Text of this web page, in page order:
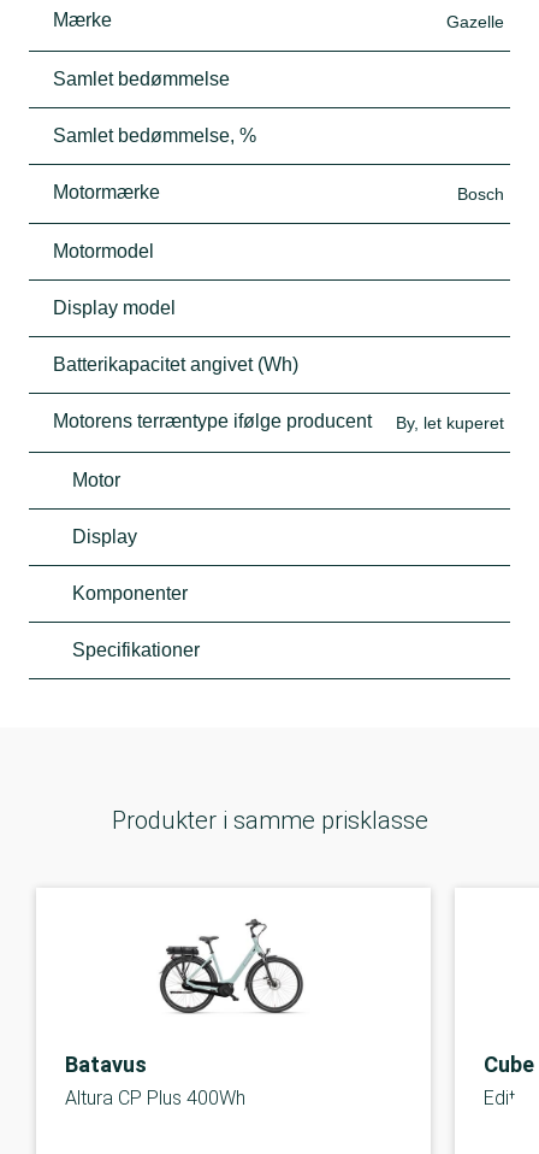
Mærke Gazelle
Samlet bedømmelse
Samlet bedømmelse, %
Motormærke Bosch
Motormodel
Display model
Batterikapacitet angivet (Wh)
Motorens terræntype ifølge producent By, let kuperet
Motor
Display
Komponenter
Specifikationer
Produkter i samme prisklasse
Batavus
Altura CP Plus 400Wh
Cube
Editor